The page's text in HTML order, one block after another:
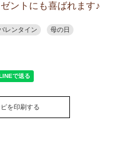
ントにも喜ばれます♪
レンタイン 母の日
を印刷する